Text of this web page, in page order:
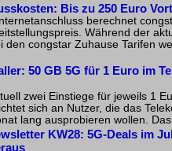
Bis zu 250 Euro
berechnet
Während der
den congstar Zuhause Tarifen
50 GB 5G für 1 Euro im
zwei Einstiege für jeweils 1
sich an Nutzer, die das
lang ausprobieren wollen.
KW28: 5G-Deals im